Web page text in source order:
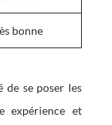
bonne
de se poser les
expérience et